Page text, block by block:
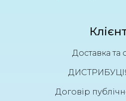
Доставка та
Договір